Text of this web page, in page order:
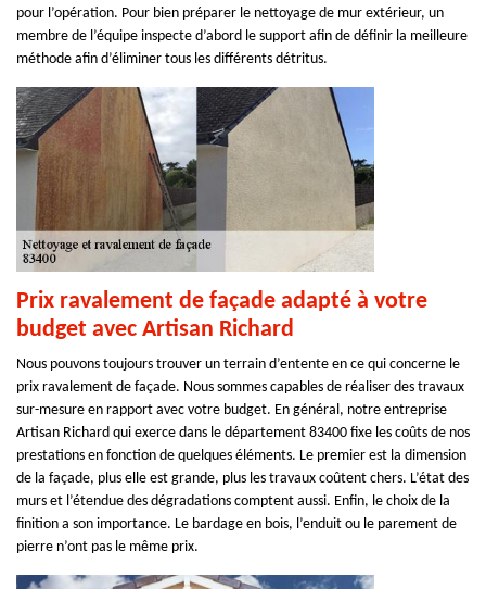
pour l’opération. Pour bien préparer le nettoyage de mur extérieur, un
membre de l’équipe inspecte d’abord le support afin de définir la meilleure
méthode afin d’éliminer tous les différents détritus.
Prix ravalement de façade adapté à votre
budget avec Artisan Richard
Nous pouvons toujours trouver un terrain d’entente en ce qui concerne le
prix ravalement de façade. Nous sommes capables de réaliser des travaux
sur-mesure en rapport avec votre budget. En général, notre entreprise
Artisan Richard qui exerce dans le département 83400 fixe les coûts de nos
prestations en fonction de quelques éléments. Le premier est la dimension
de la façade, plus elle est grande, plus les travaux coûtent chers. L’état des
murs et l’étendue des dégradations comptent aussi. Enfin, le choix de la
finition a son importance. Le bardage en bois, l’enduit ou le parement de
pierre n’ont pas le même prix.